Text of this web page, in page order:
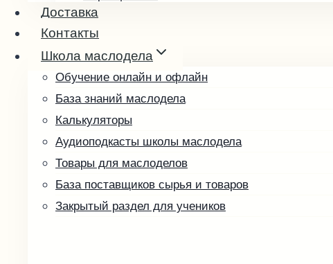
Подарочные карты
Выбрать подарочную карту
Проверить баланс
Возврат и обмен товара
Доставка
Контакты
Школа маслодела
Обучение онлайн и офлайн
База знаний маслодела
Калькуляторы
Аудиоподкасты школы маслодела
Товары для маслоделов
База поставщиков сырья и товаров
Закрытый раздел для учеников